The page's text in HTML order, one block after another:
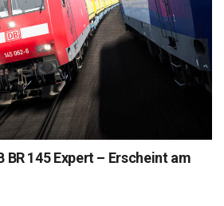
BR 145 Expert – Erscheint am